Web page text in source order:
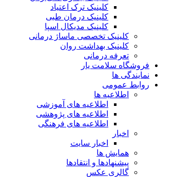
کلینیک ترک اعتیاد
کلینیک درمان طبی
کلینیک مدیکال اسپا
کلینیک تخصصی ماساژ درمانی
کلینیک بهداشت روان
تعرفه درمانی
فروشگاه سلامت یار
نمایندگی ها
روابط عمومی
اطلاعیه ها
اطلاعیه های آموزشی
اطلاعیه های پژوهشی
اطلاعیه های فرهنگی
اخبار
اخبار سایت
همایش ها
پیشنهادها و انتقادها
گالری عکس